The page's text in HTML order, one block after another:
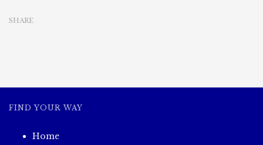
SHARE
FIND YOUR WAY
Home